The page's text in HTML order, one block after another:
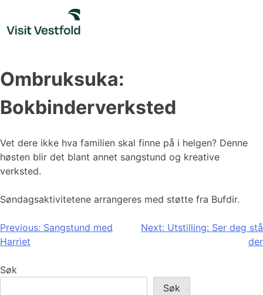
content
Ombruksuka:
Bokbinderverksted
Vet dere ikke hva familien skal finne på i helgen? Denne
høsten blir det blant annet sangstund og kreative
verksted.
Søndagsaktivitetene arrangeres med støtte fra Bufdir.
Innleggsnavigasjon
Previous: Sangstund med
Harriet
Next: Utstilling: Ser deg stå
der
Søk
Søk